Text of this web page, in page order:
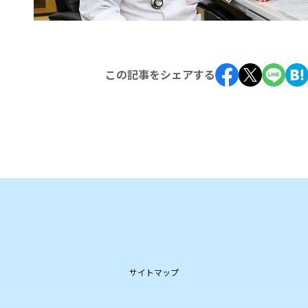
この記事をシェアする
サイトマップ